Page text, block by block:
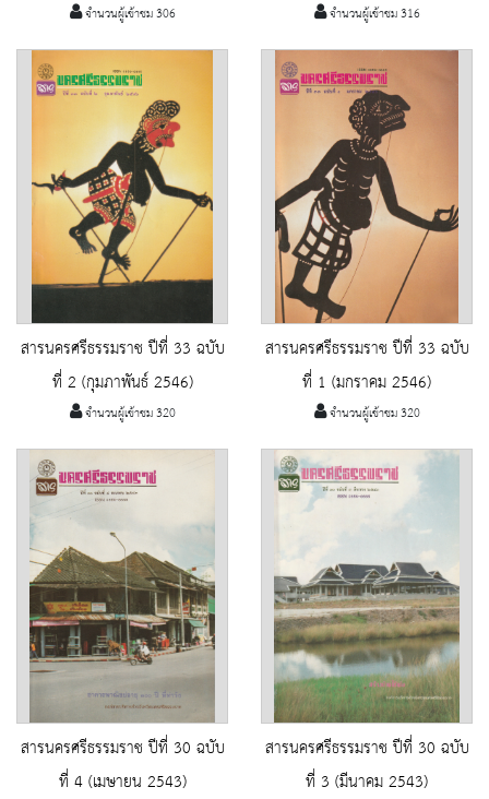
จำนวนผู้เข้าชม 306 จำนวนผู้เข้าชม 316
สารนครศรีธรรมราช ปีที่ 33 ฉบับ
ที่ 2 (กุมภาพันธ์ 2546)
จำนวนผู้เข้าชม 320
สารนครศรีธรรมราช ปีที่ 33 ฉบับ
ที่ 1 (มกราคม 2546)
จำนวนผู้เข้าชม 320
สารนครศรีธรรมราช ปีที่ 30 ฉบับ
ที่ 4 (เมษายน 2543)
สารนครศรีธรรมราช ปีที่ 30 ฉบับ
ที่ 3 (มีนาคม 2543)